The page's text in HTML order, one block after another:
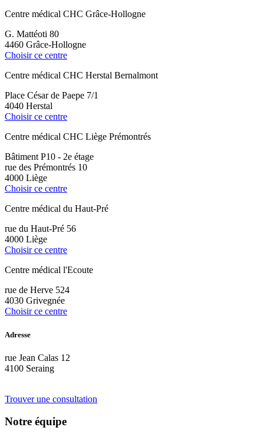
Centre médical CHC Grâce-Hollogne
G. Mattéoti 80
4460 Grâce-Hollogne
Choisir ce centre
Centre médical CHC Herstal Bernalmont
Place César de Paepe 7/1
4040 Herstal
Choisir ce centre
Centre médical CHC Liège Prémontrés
Bâtiment P10 - 2e étage
rue des Prémontrés 10
4000 Liège
Choisir ce centre
Centre médical du Haut-Pré
rue du Haut-Pré 56
4000 Liège
Choisir ce centre
Centre médical l'Ecoute
rue de Herve 524
4030 Grivegnée
Choisir ce centre
Adresse
rue Jean Calas 12
4100 Seraing
Trouver une consultation
Notre équipe